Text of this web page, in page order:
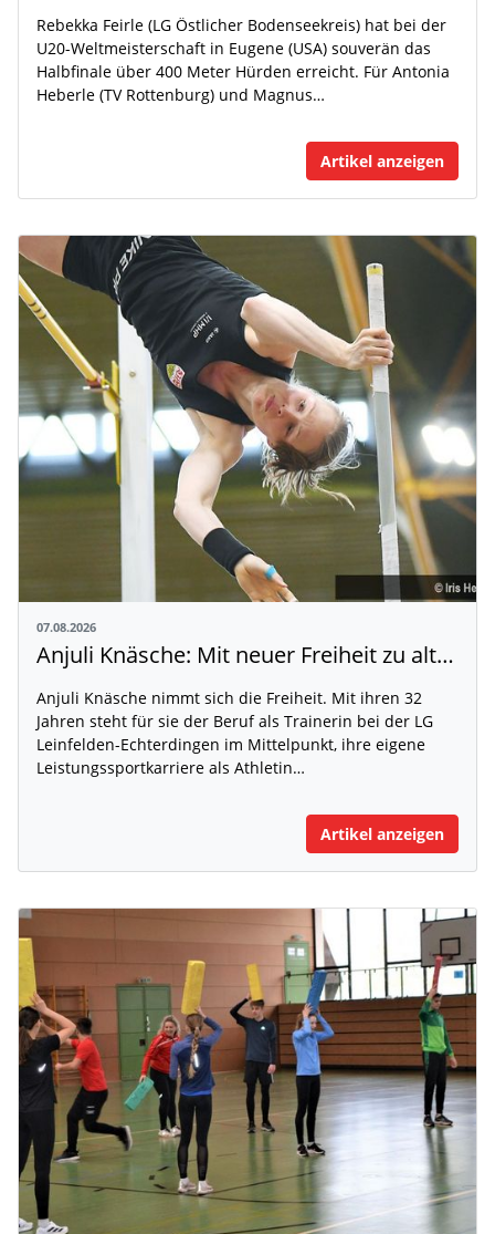
Rebekka Feirle (LG Östlicher Bodenseekreis) hat bei der
U20-Weltmeisterschaft in Eugene (USA) souverän das
Halbfinale über 400 Meter Hürden erreicht. Für Antonia
Heberle (TV Rottenburg) und Magnus…
Artikel anzeigen
07.08.2026
Anjuli Knäsche: Mit neuer Freiheit zu alten Höhen
Anjuli Knäsche nimmt sich die Freiheit. Mit ihren 32
Jahren steht für sie der Beruf als Trainerin bei der LG
Leinfelden-Echterdingen im Mittelpunkt, ihre eigene
Leistungssportkarriere als Athletin…
Artikel anzeigen